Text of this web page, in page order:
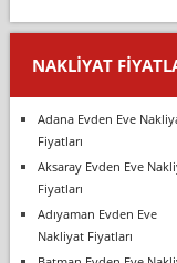
NAKLIYAT
Adana Evden Eve
Fiyatları
Aksaray Evden Eve
Fiyatları
Adıyaman Evden Eve
Nakliyat Fiyatları